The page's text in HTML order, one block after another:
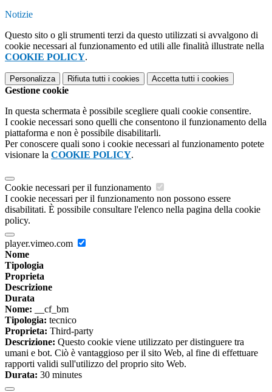
Notizie
Questo sito o gli strumenti terzi da questo utilizzati si avvalgono di
cookie necessari al funzionamento ed utili alle finalità illustrate nella
COOKIE POLICY.
Personalizza Rifiuta tutti i cookies Accetta tutti i cookies
Gestione cookie
In questa schermata è possibile scegliere quali cookie consentire.
I cookie necessari sono quelli che consentono il funzionamento della
piattaforma e non è possibile disabilitarli.
Per conoscere quali sono i cookie necessari al funzionamento potete
visionare la COOKIE POLICY.
Cookie necessari per il funzionamento
I cookie necessari per il funzionamento non possono essere
disabilitati. È possibile consultare l'elenco nella pagina della cookie
policy.
player.vimeo.com
Nome
Tipologia
Proprieta
Descrizione
Durata
Nome: __cf_bm
Tipologia: tecnico
Proprieta: Third-party
Descrizione: Questo cookie viene utilizzato per distinguere tra
umani e bot. Ciò è vantaggioso per il sito Web, al fine di effettuare
rapporti validi sull'utilizzo del proprio sito Web.
Durata: 30 minutes